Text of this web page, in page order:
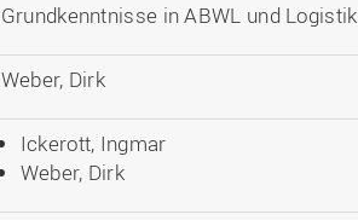
Grundkenntnisse in ABWL und Logistik
Weber, Dirk
Ickerott, Ingmar
Weber, Dirk